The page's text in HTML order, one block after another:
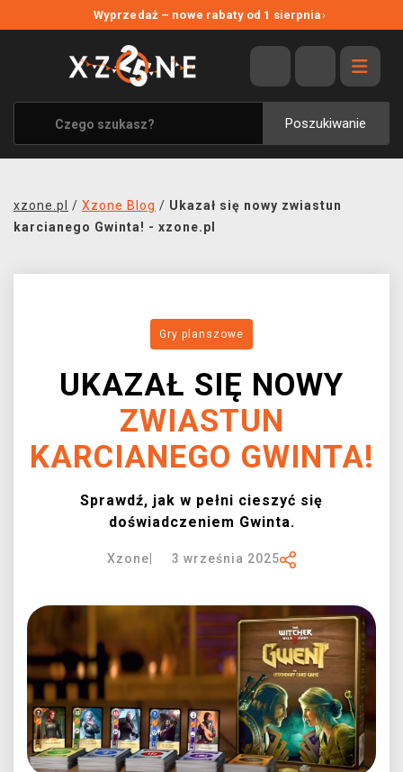
Wyprzedaż – nowe rabaty od 1 sierpnia›
Poszukiwanie
WYPRZEDAŻ
WSZYSTKIE MARKI
XZONE ORIGINALS
UBRANIA I AKCESORIA
SOUNDTRACKI
TRANSPORT
xzone.pl / Xzone Blog / Ukazał się nowy zwiastun
karcianego Gwinta! - xzone.pl
Gry planszowe
UKAZAŁ SIĘ NOWY
ZWIASTUN
KARCIANEGO GWINTA!
Sprawdź, jak w pełni cieszyć się
doświadczeniem Gwinta.
Xzone 3 września 2025